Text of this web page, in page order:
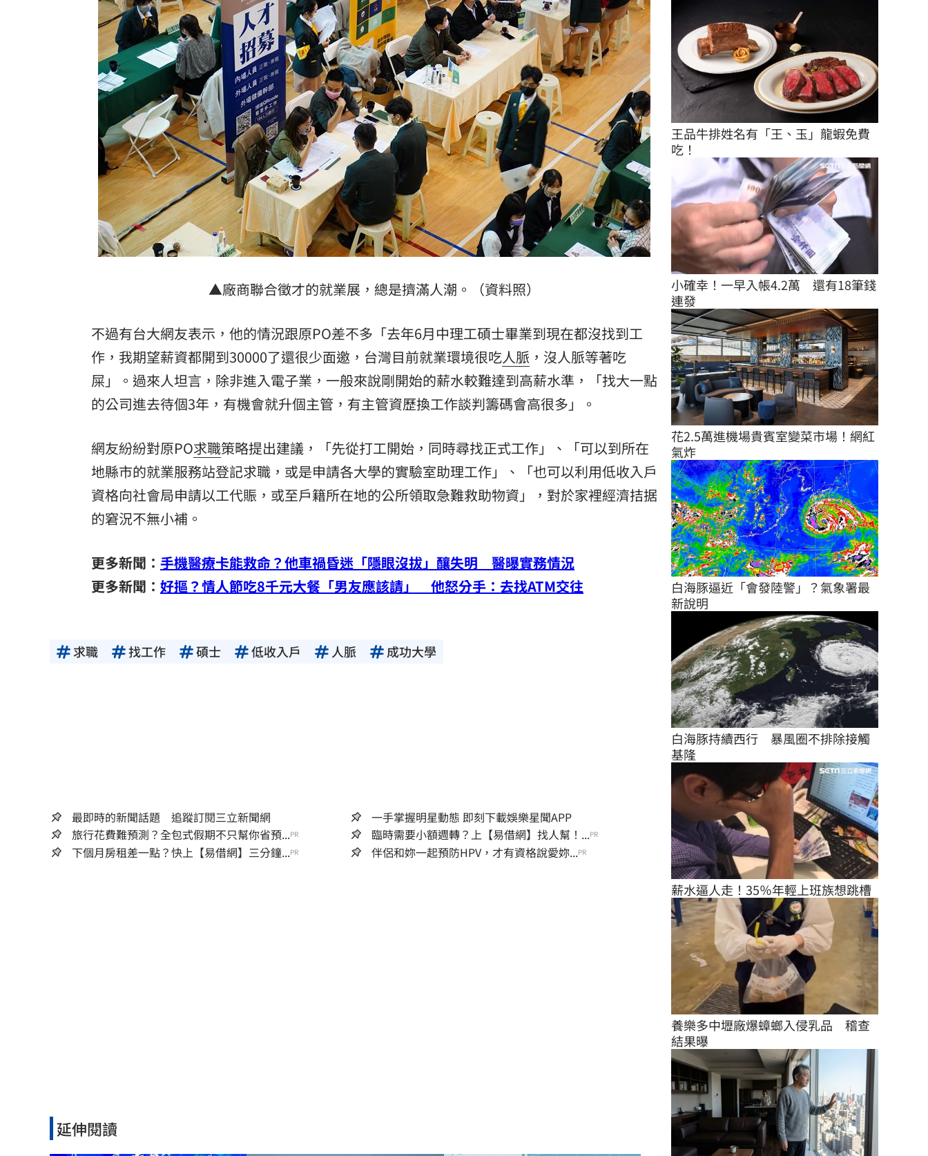
▲廠商聯合徵才的就業展，總是擠滿人潮。（資料照）
不過有台大網友表示，他的情況跟原PO差不多「去年6月中理工碩士畢業到現在都沒找到工
作，我期望薪資都開到30000了還很少面邀，台灣目前就業環境很吃人脈 ，沒人脈等著吃
屎」。過來人坦言，除非進入電子業，一般來說剛開始的薪水較難達到高薪水準，「找大一點
的公司進去待個3年，有機會就升個主管，有主管資歷換工作談判籌碼會高很多」。
網友紛紛對原PO求職策略提出建議，「先從打工開始，同時尋找正式工作」、「可以到所在
地縣市的就業服務站登記求職，或是申請各大學的實驗室助理工作」、「也可以利用低收入戶
資格向社會局申請以工代賑，或至戶籍所在地的公所領取急難救助物資」，對於家裡經濟拮据
的窘況不無小補。
更多新聞： 手機醫療卡能救命？他車禍昏迷「隱眼沒拔」釀失明 醫曝實務情況
更多新聞： 好摳？情人節吃8千元大餐「男友應該請」 他怒分手：去找ATM交往
求職 找工作 碩士 低收入戶 人脈 成功大學
最即時的新聞話題 追蹤訂閱三立新聞網
一手掌握明星動態 即刻下載娛樂星聞APP
旅行花費難預測？全包式假期不只幫你省預...PR 臨時需要小額週轉？上【易借網】找人幫！...PR
下個月房租差一點？快上【易借網】三分鐘...PR 伴侶和妳一起預防HPV，才有資格說愛妳...PR
延伸閱讀
王品牛排姓名有「王、玉」龍蝦免費
吃！
小確幸！一早入帳4.2萬　還有18筆錢
連發
花2.5萬進機場貴賓室變菜市場！網紅
氣炸
白海豚逼近「會發陸警」？氣象署最
新說明
白海豚持續西行　暴風圈不排除接觸
基隆
薪水逼人走！35％年輕上班族想跳槽
養樂多中壢廠爆蟑螂入侵乳品　稽查
結果曝